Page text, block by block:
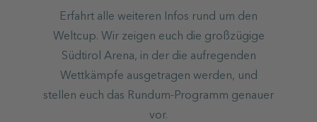
Erfahrt alle weiteren Infos rund um den
Weltcup. Wir zeigen euch die großzügige
Südtirol Arena, in der die aufregenden
Wettkämpfe ausgetragen werden, und
stellen euch das Rundum-Programm genauer
vor.